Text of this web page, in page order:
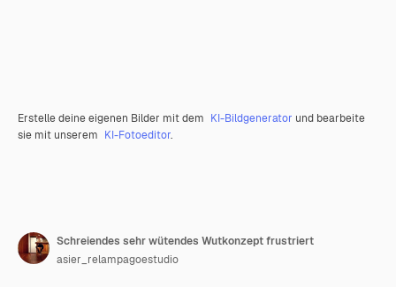
Erstelle deine eigenen Bilder mit dem KI-Bildgenerator und bearbeite
sie mit unserem KI-Fotoeditor.
Schreiendes sehr wütendes Wutkonzept frustriert
asier_relampagoestudio